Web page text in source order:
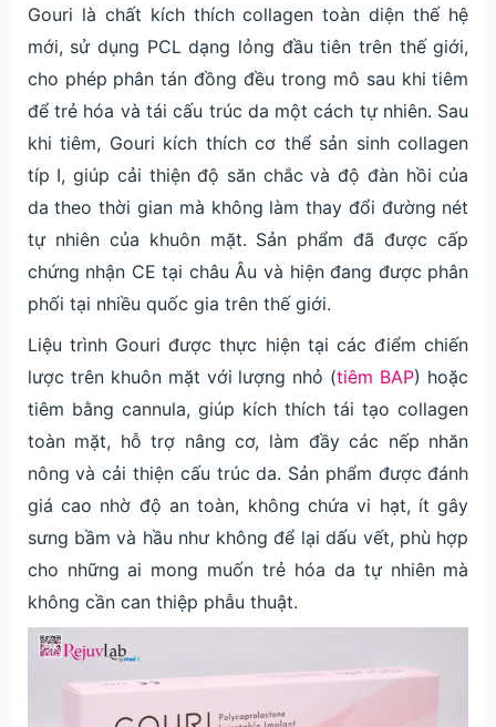
Gouri là chất kích thích collagen toàn diện thế hệ
mới, sử dụng PCL dạng lỏng đầu tiên trên thế giới,
cho phép phân tán đồng đều trong mô sau khi tiêm
để trẻ hóa và tái cấu trúc da một cách tự nhiên. Sau
khi tiêm, Gouri kích thích cơ thể sản sinh collagen
típ I, giúp cải thiện độ săn chắc và độ đàn hồi của
da theo thời gian mà không làm thay đổi đường nét
tự nhiên của khuôn mặt. Sản phẩm đã được cấp
chứng nhận CE tại châu Âu và hiện đang được phân
phối tại nhiều quốc gia trên thế giới.
Liệu trình Gouri được thực hiện tại các điểm chiến
lược trên khuôn mặt với lượng nhỏ (tiêm BAP) hoặc
tiêm bằng cannula, giúp kích thích tái tạo collagen
toàn mặt, hỗ trợ nâng cơ, làm đầy các nếp nhăn
nông và cải thiện cấu trúc da. Sản phẩm được đánh
giá cao nhờ độ an toàn, không chứa vi hạt, ít gây
sưng bầm và hầu như không để lại dấu vết, phù hợp
cho những ai mong muốn trẻ hóa da tự nhiên mà
không cần can thiệp phẫu thuật.